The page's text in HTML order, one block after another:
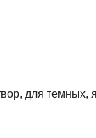
для темных,